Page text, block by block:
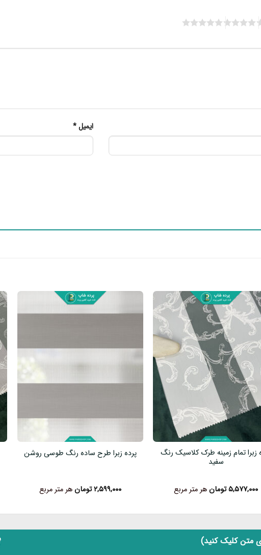
ایمیل*
زبرا تمام زمینه طرک کلاسیک رنگ
سفید
۵,۵۷۷,۰۰۰تومانهر متر مربع
پرده زبرا طرح ساده رنگ طوسی روشن
۲,۵۹۹,۰۰۰تومانهر متر مربع
متن کلیک کنید)